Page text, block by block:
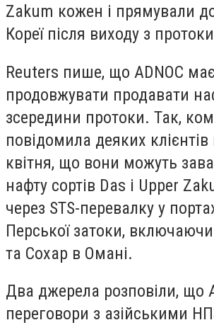
Zakum кожен і прямували
Кореї після виходу з
Reuters пише, що ADNOC
продовжувати продавати
зсередини протоки. Так,
повідомила деяких клієнтів
квітня, що вони можуть
нафту сортів Das і Upper
через STS-перевалку у
Перської затоки,
та Сохар в Омані.
Два джерела розповіли, що
переговори з азійськими